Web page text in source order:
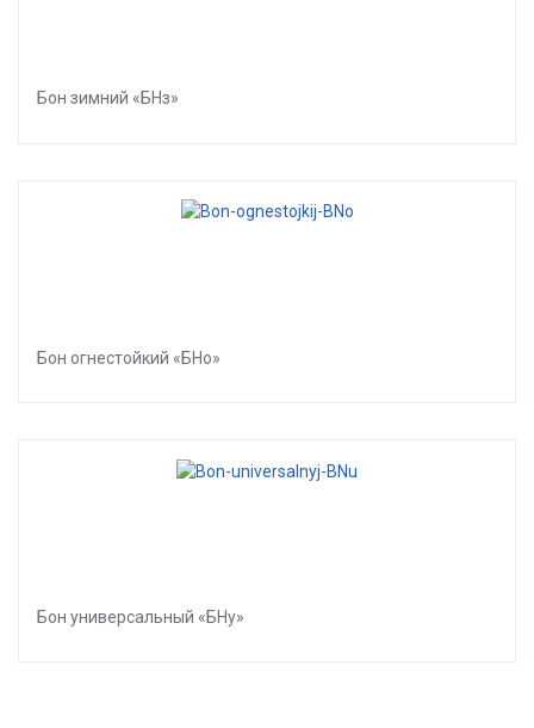
Бон зимний «БНз»
Бон огнестойкий «БНо»
Бон универсальный «БНу»